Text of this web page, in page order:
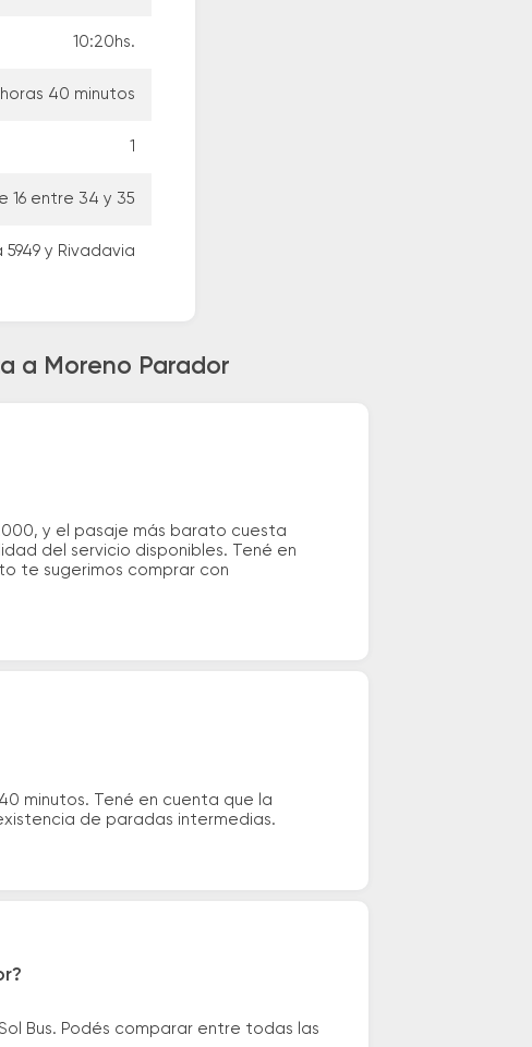
10:20hs.
horas 40 minutos
1
16 entre 34 y 35
5949 y Rivadavia
a Moreno Parador
y el pasaje más barato cuesta
del servicio disponibles. Tené en
te sugerimos comprar con
minutos. Tené en cuenta que la
de paradas intermedias.
Bus. Podés comparar entre todas las